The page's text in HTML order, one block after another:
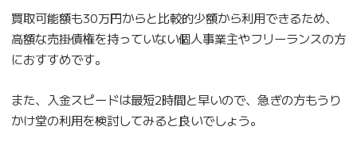
買取可能額も30万円からと比較的少額から利用できるため、
高額な売掛債権を持っていない個人事業主やフリーランスの方
におすすめです。
また、入金スピードは最短2時間と早いので、急ぎの方もうり
かけ堂の利用を検討してみると良いでしょう。